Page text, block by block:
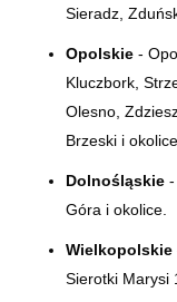
Sieradz,
Opolskie-
Kluczbork,
Olesno,
Brzeski i okolice.
Dolnośląskie-
Góra i okolice.
Wielkopolskie
Sierotki Marysi